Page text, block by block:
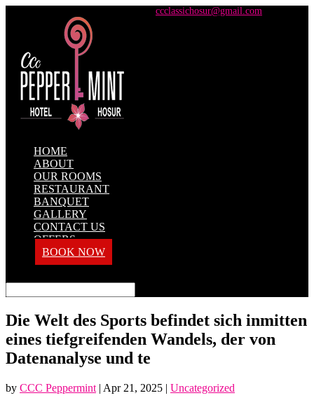
ccclassichosur@gmail.com
HOME
ABOUT
OUR ROOMS
RESTAURANT
BANQUET
GALLERY
CONTACT US
OFFERS
BOOK NOW
Die Welt des Sports befindet sich inmitten
eines tiefgreifenden Wandels, der von
Datenanalyse und te
by CCC Peppermint | Apr 21, 2025 | Uncategorized